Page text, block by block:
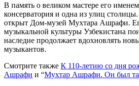
В память о великом мастере его
консерватория и одна из улиц
открыт Дом-музей Мухтара Ашрафи.
музыкальной культуры Узбекистана
наследие продолжает вдохновлять
музыкантов.
Смотрите также К 110-летию со дня
Ашрафи и “Мухтар Ашрафи. Он был